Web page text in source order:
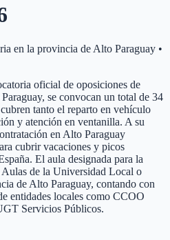
en la provincia de Alto Paraguay •
oficial de oposiciones de
se convocan un total de 34
tanto el reparto en vehículo
y atención en ventanilla. A su
en Alto Paraguay
cubrir vacaciones y picos
El aula designada para la
Aulas de la Universidad Local o
de Alto Paraguay, contando con
entidades locales como CCOO
Servicios Públicos.